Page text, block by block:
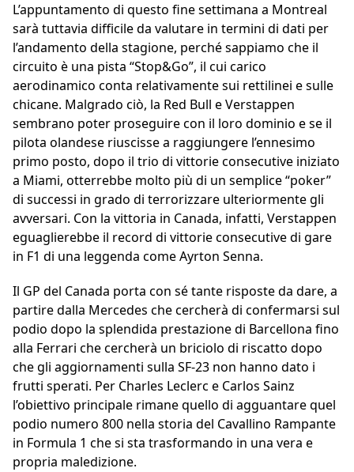
L’appuntamento di questo fine settimana a Montreal
sarà tuttavia difficile da valutare in termini di dati per
l’andamento della stagione, perché sappiamo che il
circuito è una pista “Stop&Go”, il cui carico
aerodinamico conta relativamente sui rettilinei e sulle
chicane. Malgrado ciò, la Red Bull e Verstappen
sembrano poter proseguire con il loro dominio e se il
pilota olandese riuscisse a raggiungere l’ennesimo
primo posto, dopo il trio di vittorie consecutive iniziato
a Miami, otterrebbe molto più di un semplice “poker”
di successi in grado di terrorizzare ulteriormente gli
avversari. Con la vittoria in Canada, infatti, Verstappen
eguaglierebbe il record di vittorie consecutive di gare
in F1 di una leggenda come Ayrton Senna.
Il GP del Canada porta con sé tante risposte da dare, a
partire dalla Mercedes che cercherà di confermarsi sul
podio dopo la splendida prestazione di Barcellona fino
alla Ferrari che cercherà un briciolo di riscatto dopo
che gli aggiornamenti sulla SF-23 non hanno dato i
frutti sperati. Per Charles Leclerc e Carlos Sainz
l’obiettivo principale rimane quello di agguantare quel
podio numero 800 nella storia del Cavallino Rampante
in Formula 1 che si sta trasformando in una vera e
propria maledizione.